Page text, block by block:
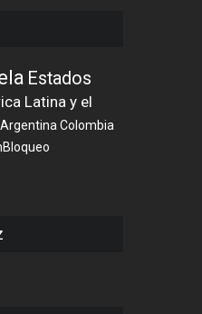
Estados
Latina y el
Argentina Colombia